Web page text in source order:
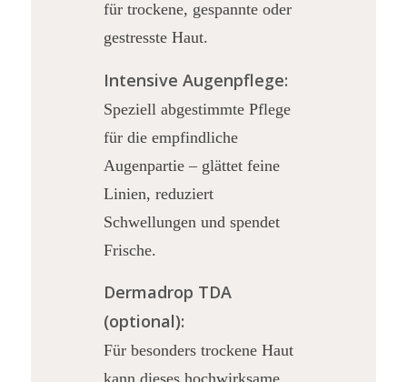
für trockene, gespannte oder
gestresste Haut.
Intensive Augenpflege:
Speziell abgestimmte Pflege
für die empfindliche
Augenpartie – glättet feine
Linien, reduziert
Schwellungen und spendet
Frische.
Dermadrop TDA
(optional):
Für besonders trockene Haut
kann dieses hochwirksame